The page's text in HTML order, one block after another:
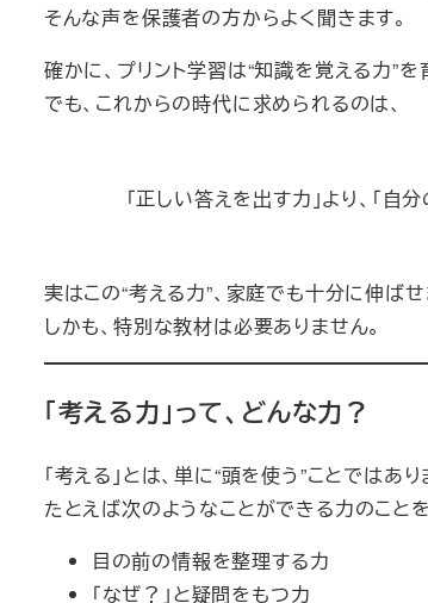
そんな声を保護者の方からよく聞きます。
確かに、プリント学習は“知識を覚える力”
でも、これからの時代に求められるのは、
「正しい答えを出す力」より、「自
実はこの“考える力”、家庭でも十分に伸ばせ
しかも、特別な教材は必要ありません。
「考える力」って、どんな力？
「考える」とは、単に“頭を使う”ことではあり
たとえば次のようなことができる力のことを
目の前の情報を整理する力
「なぜ？」と疑問をもつ力